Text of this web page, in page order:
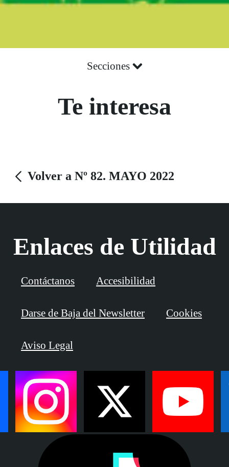
Secciones
Te interesa
Volver a Nº 82. MAYO 2022
Enlaces de Utilidad
Contáctanos Accesibilidad
Darse de Baja del Newsletter Cookies
Aviso Legal